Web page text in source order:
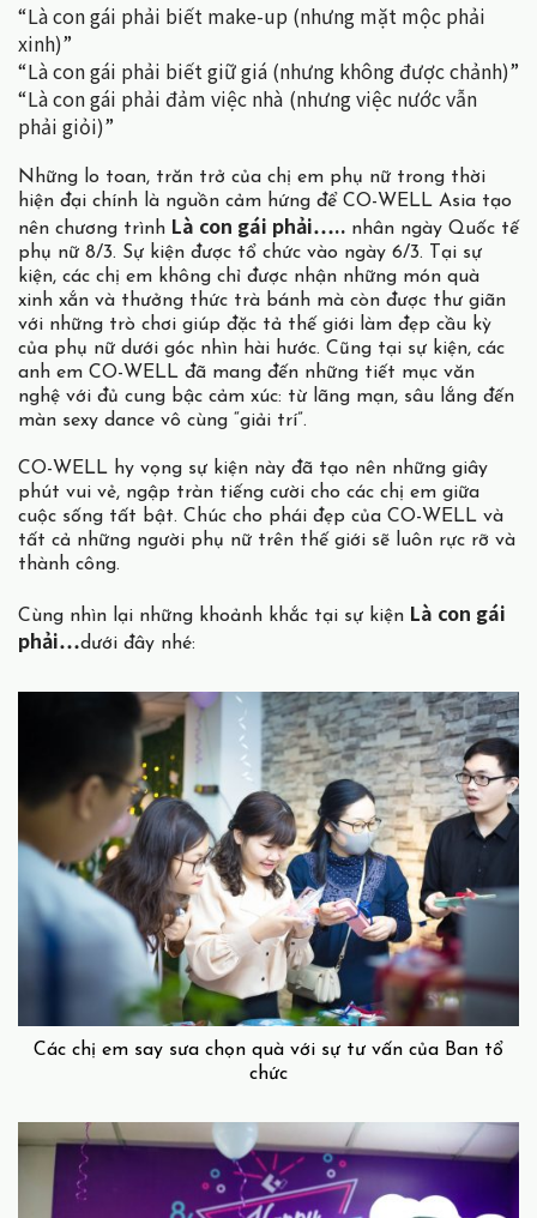
“Là con gái phải biết make-up (nhưng mặt mộc phải
xinh)”
“Là con gái phải biết giữ giá (nhưng không được chảnh)”
“Là con gái phải đảm việc nhà (nhưng việc nước vẫn
phải giỏi)”
Những lo toan, trăn trở của chị em phụ nữ trong thời
hiện đại chính là nguồn cảm hứng để CO-WELL Asia tạo
nên chương trình Là con gái phải….. nhân ngày Quốc tế
phụ nữ 8/3. Sự kiện được tổ chức vào ngày 6/3. Tại sự
kiện, các chị em không chỉ được nhận những món quà
xinh xắn và thưởng thức trà bánh mà còn được thư giãn
với những trò chơi giúp đặc tả thế giới làm đẹp cầu kỳ
của phụ nữ dưới góc nhìn hài hước. Cũng tại sự kiện, các
anh em CO-WELL đã mang đến những tiết mục văn
nghệ với đủ cung bậc cảm xúc: từ lãng mạn, sâu lắng đến
màn sexy dance vô cùng “giải trí”.
CO-WELL hy vọng sự kiện này đã tạo nên những giây
phút vui vẻ, ngập tràn tiếng cười cho các chị em giữa
cuộc sống tất bật. Chúc cho phái đẹp của CO-WELL và
tất cả những người phụ nữ trên thế giới sẽ luôn rực rỡ và
thành công.
Cùng nhìn lại những khoảnh khắc tại sự kiện Là con gái
phải…dưới đây nhé:
Các chị em say sưa chọn quà với sự tư vấn của Ban tổ
chức